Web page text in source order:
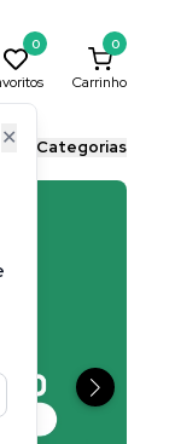
✕
0 0
Carrinho
as Categorias